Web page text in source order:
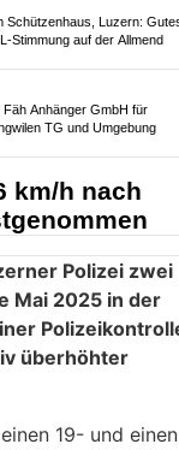
Schützenhaus, Luzern: Gutes
Anhänger GmbH für
TG und Umgebung
km/h nach
Polizei zwei
2025 in der
Polizeikontrolle